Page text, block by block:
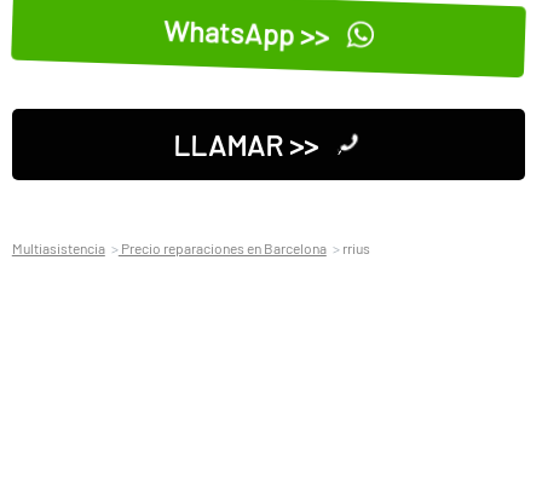
WhatsApp >>
LLAMAR >>
Multiasistencia Precio reparaciones en Barcelona rrius